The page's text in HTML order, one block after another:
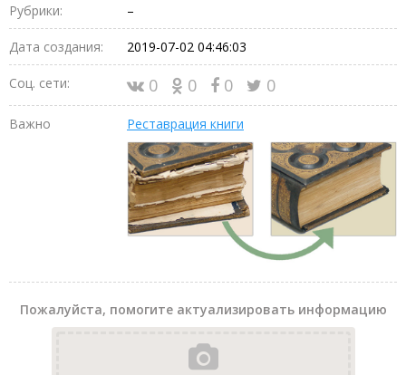
Рубрики: –
Дата создания: 2019-07-02 04:46:03
Соц. сети: 0 0 0 0
Важно Реставрация книги
Пожалуйста, помогите актуализировать информацию